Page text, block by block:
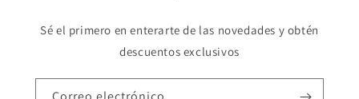
Sé el primero en enterarte de las novedades y obtén
descuentos exclusivos